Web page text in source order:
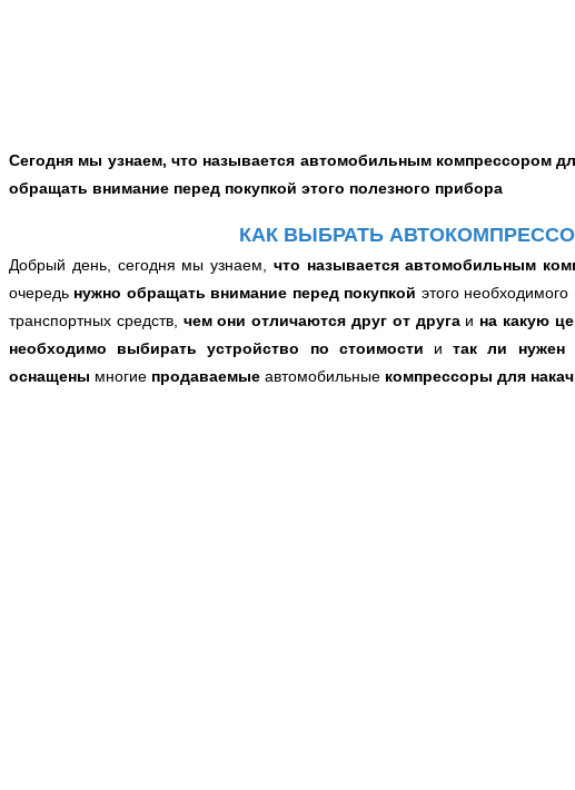
Сегодня мы узнаем, что называется автомобильным компрессором
обращать внимание перед покупкой этого полезного прибора
КАК ВЫБРАТЬ
Добрый день, сегодня мы узнаем, что называется автомобильным
очередь нужно обращать внимание перед покупкой этого необходимого
транспортных средств, чем они отличаются друг от другаи на какую
необходимо выбирать устройство по стоимости итак ли нужен
оснащены многие продаваемые автомобильные компрессоры для